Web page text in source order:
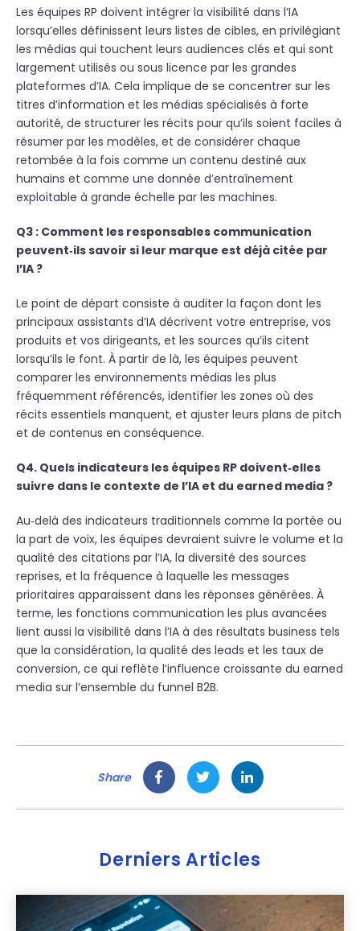
Les équipes RP doivent intégrer la visibilité dans l’IA
lorsqu’elles définissent leurs listes de cibles, en privilégiant
les médias qui touchent leurs audiences clés et qui sont
largement utilisés ou sous licence par les grandes
plateformes d’IA. Cela implique de se concentrer sur les
titres d’information et les médias spécialisés à forte
autorité, de structurer les récits pour qu’ils soient faciles à
résumer par les modèles, et de considérer chaque
retombée à la fois comme un contenu destiné aux
humains et comme une donnée d’entraînement
exploitable à grande échelle par les machines.
Q3 : Comment les responsables communication
peuvent‑ils savoir si leur marque est déjà citée par
l’IA ?
Le point de départ consiste à auditer la façon dont les
principaux assistants d’IA décrivent votre entreprise, vos
produits et vos dirigeants, et les sources qu’ils citent
lorsqu’ils le font. À partir de là, les équipes peuvent
comparer les environnements médias les plus
fréquemment référencés, identifier les zones où des
récits essentiels manquent, et ajuster leurs plans de pitch
et de contenus en conséquence.
Q4. Quels indicateurs les équipes RP doivent‑elles
suivre dans le contexte de l’IA et du earned media ?
Au‑delà des indicateurs traditionnels comme la portée ou
la part de voix, les équipes devraient suivre le volume et la
qualité des citations par l’IA, la diversité des sources
reprises, et la fréquence à laquelle les messages
prioritaires apparaissent dans les réponses générées. À
terme, les fonctions communication les plus avancées
lient aussi la visibilité dans l’IA à des résultats business tels
que la considération, la qualité des leads et les taux de
conversion, ce qui reflète l’influence croissante du earned
media sur l’ensemble du funnel B2B.
Share
Derniers Articles